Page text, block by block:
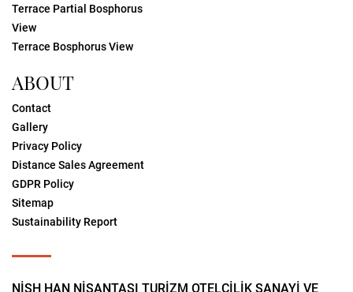
Terrace Partial Bosphorus
View
Terrace Bosphorus View
ABOUT
Contact
Gallery
Privacy Policy
Distance Sales Agreement
GDPR Policy
Sitemap
Sustainability Report
NİSH HAN NİŞANTAŞI TURİZM OTELCİLİK SANAYİ VE